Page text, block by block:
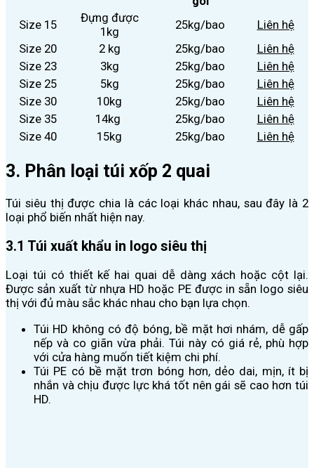
Size 15
Đựng được
1kg
25kg/bao
Liên hệ
Size 20
2 kg 25kg/bao
Liên hệ
Size 23
3kg 25kg/bao
Liên hệ
Size 25
5kg 25kg/bao
Liên hệ
Size 30
10kg 25kg/bao
Liên hệ
Size 35
14kg 25kg/bao
Liên hệ
Size 40
15kg 25kg/bao Liên hệ
3. Phân loại túi xốp 2 quai
Túi siêu thị được chia là các loại khác nhau, sau đây là 2
loại phổ biến nhất hiện nay.
3.1 Túi xuất khẩu in logo siêu thị
Loại túi có thiết kế hai quai dễ dàng xách hoặc cột lại.
Được sản xuất từ nhựa HD hoặc PE được in sẵn logo siêu
thị với đủ màu sắc khác nhau cho bạn lựa chọn.
Túi HD không có độ bóng, bề mặt hơi nhám, dễ gấp
nếp và co giãn vừa phải. Túi này có giá rẻ, phù hợp
với cửa hàng muốn tiết kiệm chi phí.
Túi PE có bề mặt trơn bóng hơn, dẻo dai, mịn, ít bị
nhắn và chịu được lực khá tốt nên gái sẽ cao hơn túi
HD.